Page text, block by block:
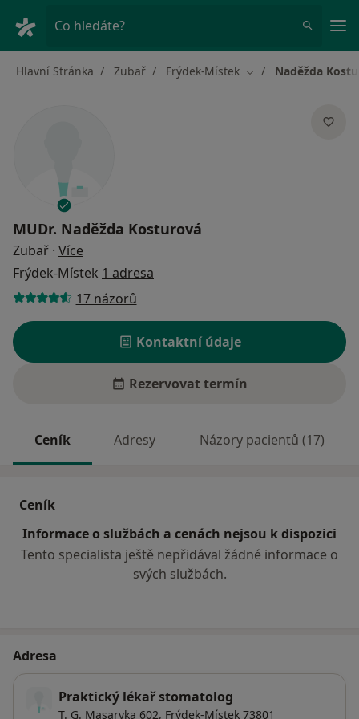
Co hledáte?
Hlavní Stránka Zubař Frýdek-Místek Změna města
Naděžda
MUDr. Naděžda Kosturová
Zubař · Více
Frýdek-Místek 1 adresa
17 názorů
Kontaktní údaje
Rezervovat termín
Ceník Adresy Názory pacientů (17)
Ceník
Informace o službách a cenách nejsou k dispozici
Tento specialista ještě nepřidával žádné informace o
svých službách.
Adresa
Praktický lékař stomatolog
T. G. Masaryka 602, Frýdek-Místek 73801